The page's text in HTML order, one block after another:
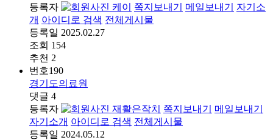
등록자
케이 쪽지보내기 메일보내기
자기소
개 아이디로 검색 전체게시물
등록일 2025.02.27
조회 154
추천 2
번호190
경기도의료원
댓글 4
등록자
재활은작치 쪽지보내기
메일보내기
자기소개 아이디로 검색 전체게시물
등록일 2024.05.12